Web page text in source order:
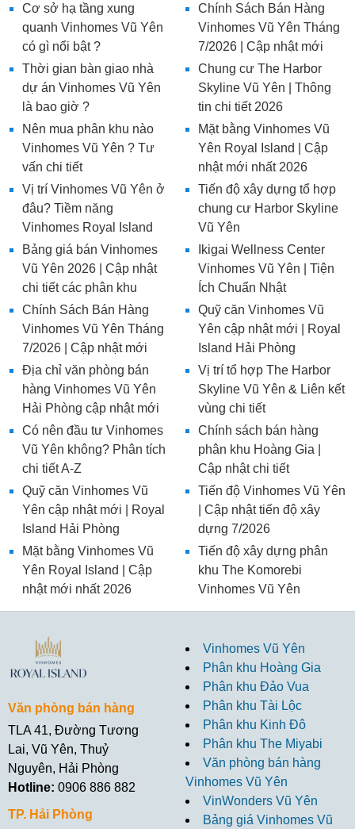
Chính Sách Bán Hàng
Vinhomes Vũ Yên Tháng
7/2026 | Cập nhật mới
Chung cư The Harbor
Skyline Vũ Yên | Thông
tin chi tiết 2026
Mặt bằng Vinhomes Vũ
Yên Royal Island | Cập
nhật mới nhất 2026
Tiến độ xây dựng tổ hợp
chung cư Harbor Skyline
Vũ Yên
Ikigai Wellness Center
Vinhomes Vũ Yên | Tiện
Ích Chuẩn Nhật
Quỹ căn Vinhomes Vũ
Yên cập nhật mới | Royal
Island Hải Phòng
Vị trí tổ hợp The Harbor
Skyline Vũ Yên & Liên kết
vùng chi tiết
Chính sách bán hàng
phân khu Hoàng Gia |
Cập nhật chi tiết
Tiến độ Vinhomes Vũ Yên
| Cập nhật tiến độ xây
dựng 7/2026
Tiến độ xây dựng phân
khu The Komorebi
Vinhomes Vũ Yên
Cơ sở hạ tầng xung
quanh Vinhomes Vũ Yên
có gì nổi bật ?
Thời gian bàn giao nhà
dự án Vinhomes Vũ Yên
là bao giờ ?
Nên mua phân khu nào
Vinhomes Vũ Yên ? Tư
vấn chi tiết
Vị trí Vinhomes Vũ Yên ở
đâu? Tiềm năng
Vinhomes Royal Island
Bảng giá bán Vinhomes
Vũ Yên 2026 | Cập nhật
chi tiết các phân khu
Chính Sách Bán Hàng
Vinhomes Vũ Yên Tháng
7/2026 | Cập nhật mới
Địa chỉ văn phòng bán
hàng Vinhomes Vũ Yên
Hải Phòng cập nhật mới
Có nên đầu tư Vinhomes
Vũ Yên không? Phân tích
chi tiết A-Z
Quỹ căn Vinhomes Vũ
Yên cập nhật mới | Royal
Island Hải Phòng
Mặt bằng Vinhomes Vũ
Yên Royal Island | Cập
nhật mới nhất 2026
Văn phòng bán hàng
TLA 41, Đường Tương
Lai, Vũ Yên, Thuỷ
Nguyên, Hải Phòng
Hotline: 0906 886 882
TP. Hải Phòng
Vinhomes Vũ Yên
Phân khu Hoàng Gia
Phân khu Đảo Vua
Phân khu Tài Lộc
Phân khu Kinh Đô
Phân khu The Miyabi
Văn phòng bán hàng
Vinhomes Vũ Yên
VinWonders Vũ Yên
Bảng giá Vinhomes Vũ